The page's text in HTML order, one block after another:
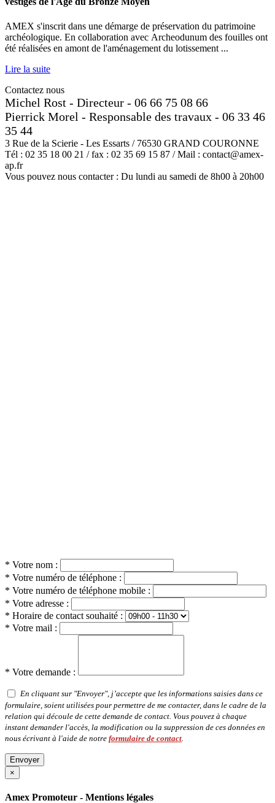
AMEX s'inscrit dans une démarge de préservation du patrimoine
archéologique. En collaboration avec Archeodunum des fouilles ont
été réalisées en amont de l'aménagement du lotissement ...
Lire la suite
Contactez nous
Michel Rost - Directeur - 06 66 75 08 66
Pierrick Morel - Responsable des travaux - 06 33 46
35 44
3 Rue de la Scierie - Les Essarts / 76530 GRAND COURONNE
Tél : 02 35 18 00 21 / fax : 02 35 69 15 87 / Mail : contact@amex-
ap.fr
Vous pouvez nous contacter : Du lundi au samedi de 8h00 à 20h00
* Votre nom :
* Votre numéro de téléphone :
* Votre numéro de téléphone mobile :
* Votre adresse :
* Horaire de contact souhaité :
* Votre mail :
* Votre demande :
En cliquant sur "Envoyer", j’accepte que les informations saisies dans ce
formulaire, soient utilisées pour permettre de me contacter, dans le cadre de la
relation qui découle de cette demande de contact. Vous pouvez à chaque
instant demander l'accès, la modification ou la suppression de ces données en
nous écrivant à l'aide de notre formulaire de contact
Envoyer
×
Amex Promoteur - Mentions légales